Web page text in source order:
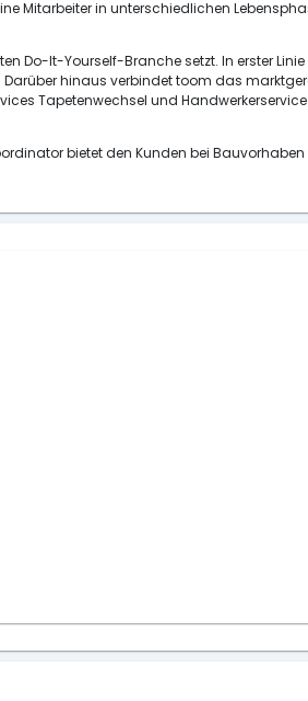
Mitarbeiter in unterschiedlichen
Do-It-Yourself-Branche setzt. In erster
hinaus verbindet toom das
Tapetenwechsel und
bietet den Kunden bei